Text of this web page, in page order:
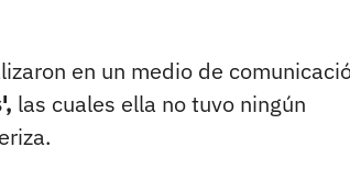
en un medio de
las cuales ella no tuvo ningún